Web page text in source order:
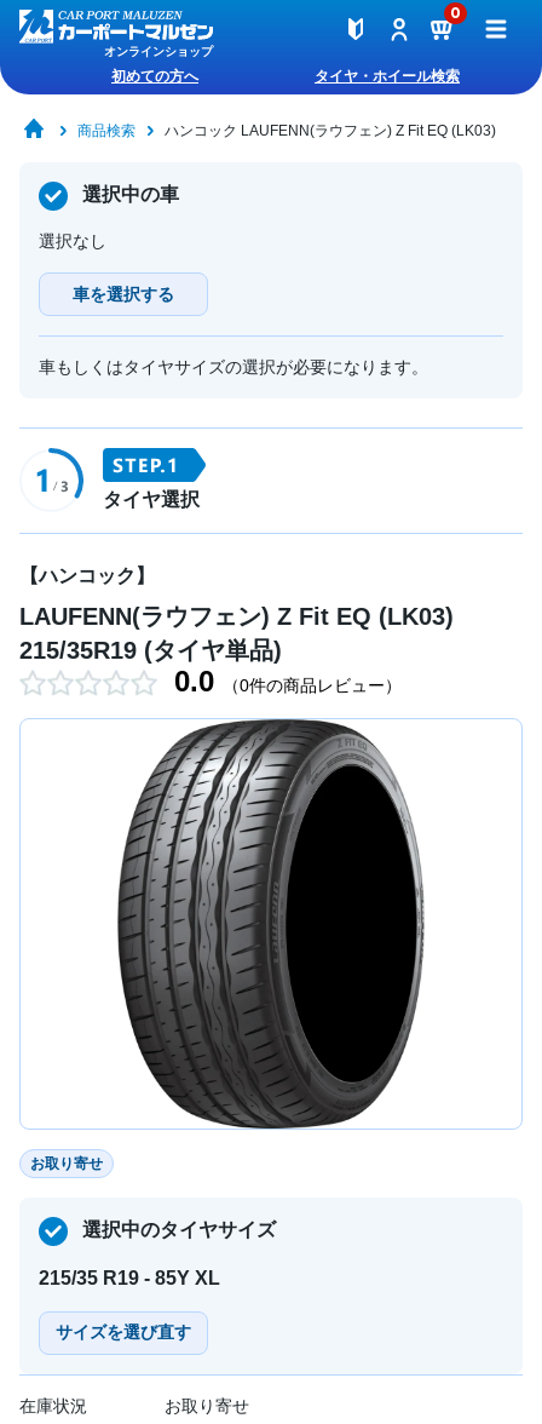
オンラインショップ
0
初めての方へ タイヤ・ホイール検索
商品検索 ハンコック LAUFENN(ラウフェン) Z Fit EQ (LK03)
選択中の車
選択なし
車を選択する
車もしくはタイヤサイズの選択が必要になります。
タイヤ選択
【ハンコック】
LAUFENN(ラウフェン) Z Fit EQ (LK03)
215/35R19 (タイヤ単品)
0.0 （0件の商品レビュー）
お取り寄せ
選択中のタイヤサイズ
215/35 R19 - 85Y XL
サイズを選び直す
在庫状況 お取り寄せ